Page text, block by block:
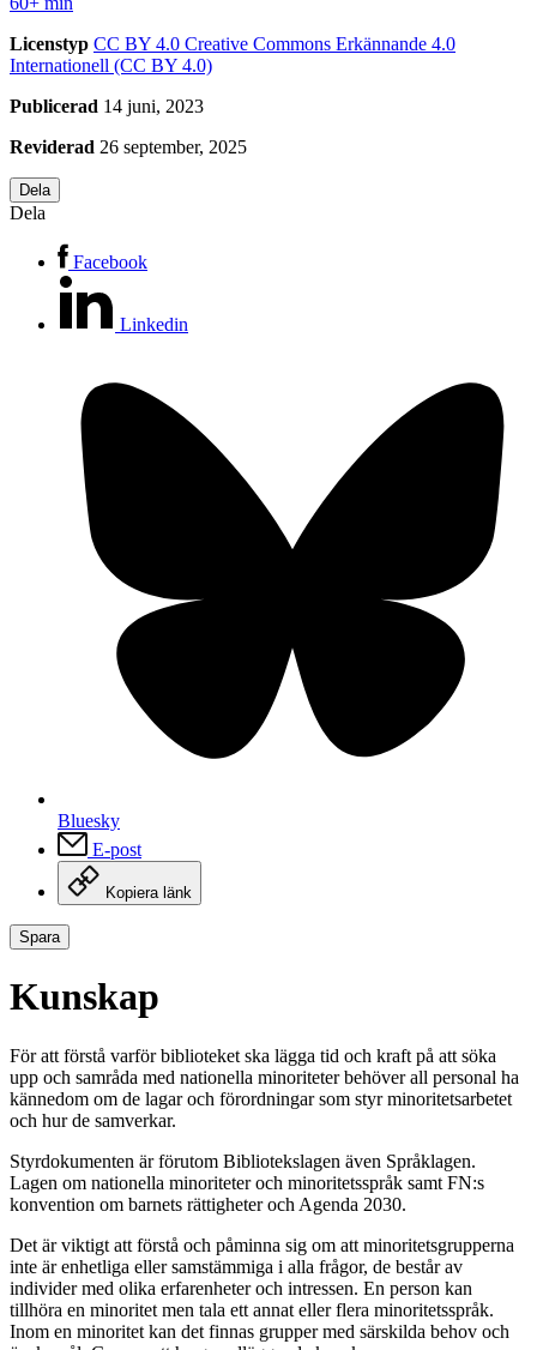
Licenstyp CC BY 4.0 Creative Commons Erkännande 4.0
Internationell (CC BY 4.0)
Publicerad 14 juni, 2023
Reviderad 26 september, 2025
Dela
Dela
Facebook
Linkedin
Bluesky
E-post
Kopiera länk
Spara
Kunskap
För att förstå varför biblioteket ska lägga tid och kraft på att söka
upp och samråda med nationella minoriteter behöver all personal ha
kännedom om de lagar och förordningar som styr minoritetsarbetet
och hur de samverkar.
Styrdokumenten är förutom Bibliotekslagen även Språklagen.
Lagen om nationella minoriteter och minoritetsspråk samt FN:s
konvention om barnets rättigheter och Agenda 2030.
Det är viktigt att förstå och påminna sig om att minoritetsgrupperna
inte är enhetliga eller samstämmiga i alla frågor, de består av
individer med olika erfarenheter och intressen. En person kan
tillhöra en minoritet men tala ett annat eller flera minoritetsspråk.
Inom en minoritet kan det finnas grupper med särskilda behov och